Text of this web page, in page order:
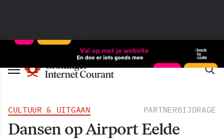
CULTUUR & UITGAAN PARTNERBIJDRAGE
Dansen op Airport Eelde